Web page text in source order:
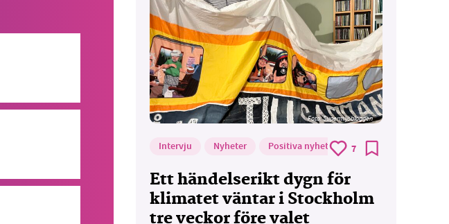
Foto: Supermijöbloggen
Intervju Nyheter Positiva nyheter 7
Ett händelserikt dygn för
klimatet väntar i Stockholm